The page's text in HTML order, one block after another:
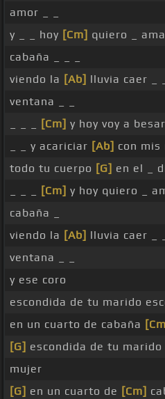
amor _ _
y _ _ hoy [Cm] quiero _
cabaña _ _ _
viendo la [Ab] lluvia caer _
ventana _ _
[Cm] y hoy voy a
_ _ y acariciar [Ab] con mis
todo tu cuerpo [G] en el _
[Cm] y hoy quiero _
cabaña _
viendo la [Ab] lluvia caer _
ventana _ _
y ese coro
escondida de tu marido
en un cuarto de cabaña
[G] escondida de tu marido
mujer
[G] en un cuarto de [Cm]